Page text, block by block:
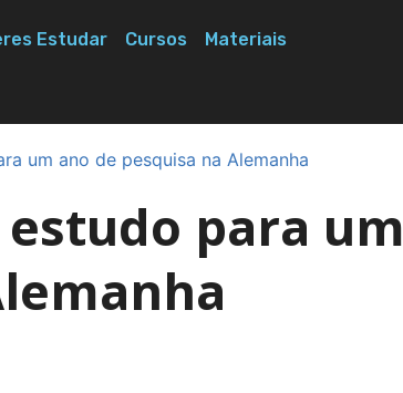
Estudar Cursos Materiais
um ano de pesquisa na Alemanha
para um